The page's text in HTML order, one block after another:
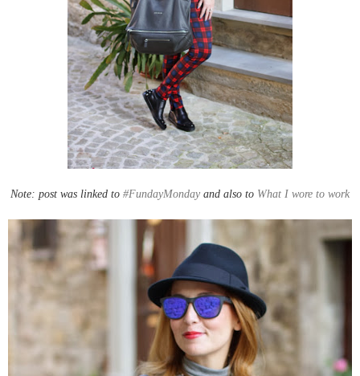
Note: post was linked to #FundayMonday and also to What I wore to work